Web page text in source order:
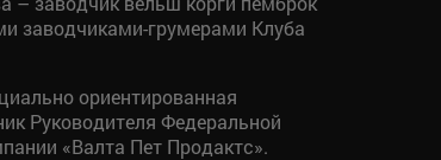
заводчиками-грумерами Клуба
ориентированная
Руководителя Федеральной
«Валта Пет Продактс».